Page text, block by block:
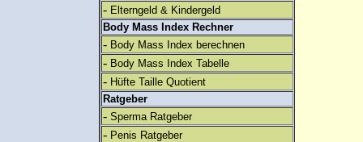
- Elterngeld & Kindergeld
Body Mass Index Rechner
- Body Mass Index berechnen
- Body Mass Index Tabelle
- Hüfte Taille Quotient
Ratgeber
- Sperma Ratgeber
- Penis Ratgeber